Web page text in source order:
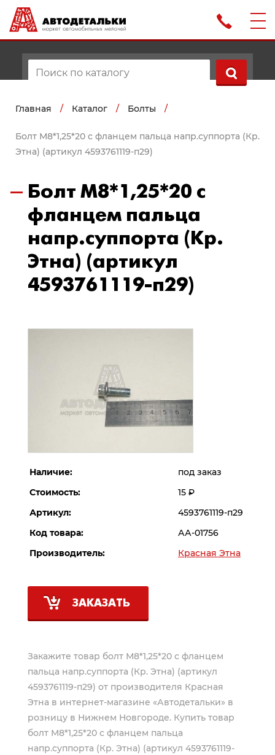
Главная / Каталог / Болты /
Болт М8*1,25*20 с фланцем пальца напр.суппорта (Кр.
Этна) (артикул 4593761119-п29)
Болт М8*1,25*20 с
фланцем пальца
напр.суппорта (Кр.
Этна) (артикул
4593761119-п29)
Наличие:
под заказ
Стоимость:
15 Р
Артикул:
4593761119-п29
Код товара:
АА-01756
Производитель:
Красная Этна
ЗАКАЗАТЬ
Закажите товар болт М8*1,25*20 с фланцем
пальца напр.суппорта (Кр. Этна) (артикул
4593761119-п29) от производителя Красная
Этна в интернет-магазине «Автодетальки» в
розницу в Нижнем Новгороде. Купить товар
болт М8*1,25*20 с фланцем пальца
напр.суппорта (Кр. Этна) (артикул 4593761119-